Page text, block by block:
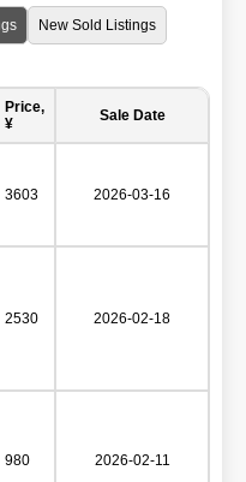
New Sold Listings
Price,
¥
Sale Date
3603 2026-03-16
2530 2026-02-18
980 2026-02-11